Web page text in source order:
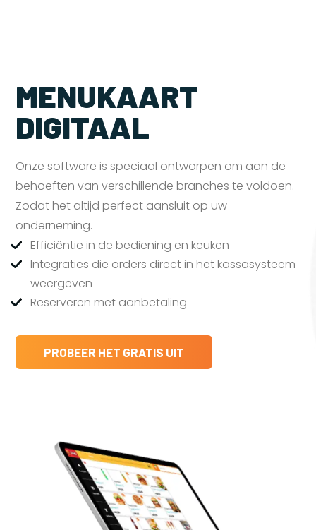
MENUKAART
DIGITAAL
Onze software is speciaal ontworpen om aan de
behoeften van verschillende branches te voldoen.
Zodat het altijd perfect aansluit op uw
onderneming.
Efficiëntie in de bediening en keuken
Integraties die orders direct in het kassasysteem
weergeven
Reserveren met aanbetaling
PROBEER HET GRATIS UIT